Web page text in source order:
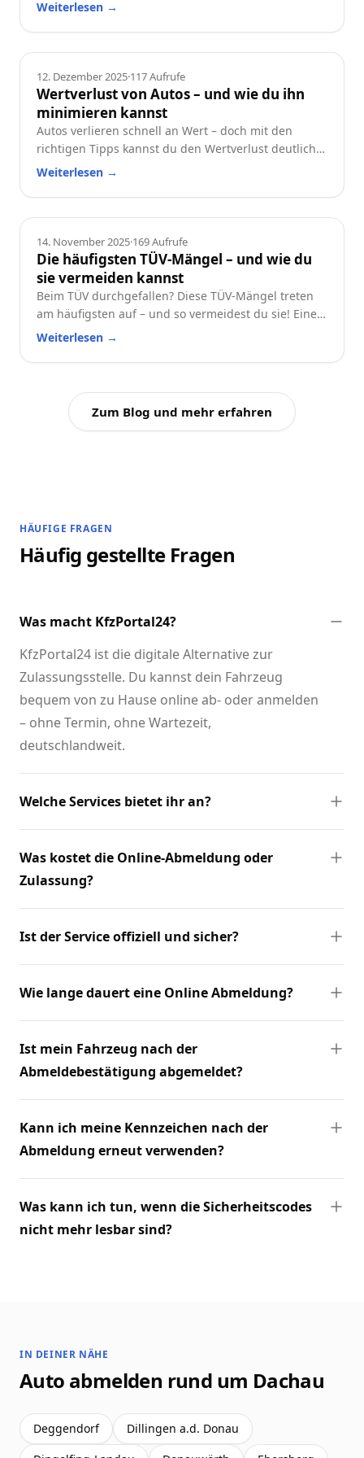
Weiterlesen →
Ratgeber
12. Dezember 2025·117Aufrufe
Wertverlust von Autos – und wie du ihn
minimieren kannst
Autos verlieren schnell an Wert – doch mit den
richtigen Tipps kannst du den Wertverlust deutlich
reduzieren. Erfahre, welche Faktoren besonders
wertstabil hältst.
Weiterlesen →
Ratgeber
14. November 2025·169Aufrufe
Die häufigsten TÜV-Mängel – und wie du
sie vermeiden kannst
Beim TÜV durchgefallen? Diese TÜV-Mängel treten
am häufigsten auf – und so vermeidest du sie! Eine
praktische Checkliste für alle Autofahrer.
Weiterlesen →
Zum Blog und mehr erfahren
HÄUFIGE FRAGEN
Häufig gestellte Fragen
Was macht KfzPortal24?
KfzPortal24 ist die digitale Alternative zur
Zulassungsstelle. Du kannst dein Fahrzeug
bequem von zu Hause online ab- oder anmelden
– ohne Termin, ohne Wartezeit,
deutschlandweit.
Welche Services bietet ihr an?
Was kostet die Online-Abmeldung oder
Zulassung?
Ist der Service offiziell und sicher?
Wie lange dauert eine Online Abmeldung?
Ist mein Fahrzeug nach der
Abmeldebestätigung abgemeldet?
Kann ich meine Kennzeichen nach der
Abmeldung erneut verwenden?
Was kann ich tun, wenn die Sicherheitscodes
nicht mehr lesbar sind?
IN DEINER NÄHE
Auto abmelden rund um Dachau
Deggendorf
Dillingen a.d. Donau